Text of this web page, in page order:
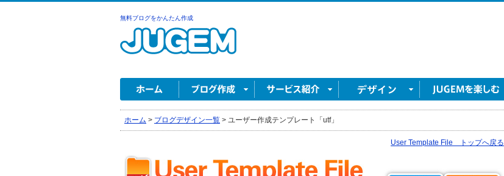
無料ブログをかんたん作成
ホーム > ブログデザイン一覧 > ユーザー作成テンプレート「utf」
User Template File トップへ戻る